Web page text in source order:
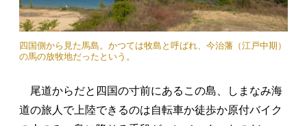
四国側から見た馬島。かつては牧島と呼ばれ、今治藩（江戸中期）
の馬の放牧地だったという。
尾道からだと四国の寸前にあるこの島、しまなみ海
道の旅人で上陸できるのは自転車か徒歩か原付バイク